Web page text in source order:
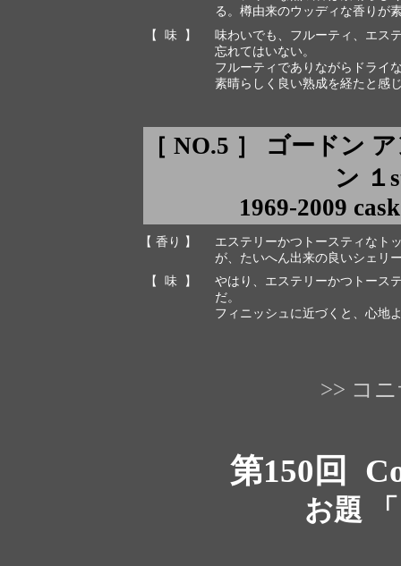
る。樽由来のウッディな香りが
【 味 】
味わいでも、フルーティ、エス
忘れてはいない。
フルーティでありながらドライ
素晴らしく良い熟成を経たと感
［ NO.5 ］ ゴードン
ン １
1969-2009
【 香り 】
エステリーかつトースティなト
が、たいへん出来の良いシェリ
【 味 】
やはり、エステリーかつトース
だ。
フィニッシュに近づくと、心地
>> コ
第150回
お題